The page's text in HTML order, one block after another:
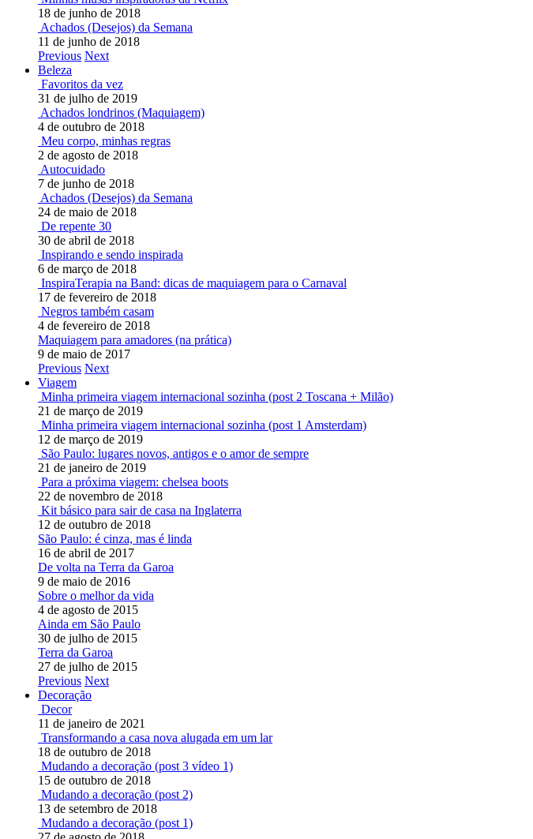
18 de junho de 2018
Achados (Desejos) da Semana
11 de junho de 2018
Previous Next
Beleza
Favoritos da vez
31 de julho de 2019
Achados londrinos (Maquiagem)
4 de outubro de 2018
Meu corpo, minhas regras
2 de agosto de 2018
Autocuidado
7 de junho de 2018
Achados (Desejos) da Semana
24 de maio de 2018
De repente 30
30 de abril de 2018
Inspirando e sendo inspirada
6 de março de 2018
InspiraTerapia na Band: dicas de maquiagem para o Carnaval
17 de fevereiro de 2018
Negros também casam
4 de fevereiro de 2018
Maquiagem para amadores (na prática)
9 de maio de 2017
Previous Next
Viagem
Minha primeira viagem internacional sozinha (post 2 Toscana + Milão)
21 de março de 2019
Minha primeira viagem internacional sozinha (post 1 Amsterdam)
12 de março de 2019
São Paulo: lugares novos, antigos e o amor de sempre
21 de janeiro de 2019
Para a próxima viagem: chelsea boots
22 de novembro de 2018
Kit básico para sair de casa na Inglaterra
12 de outubro de 2018
São Paulo: é cinza, mas é linda
16 de abril de 2017
De volta na Terra da Garoa
9 de maio de 2016
Sobre o melhor da vida
4 de agosto de 2015
Ainda em São Paulo
30 de julho de 2015
Terra da Garoa
27 de julho de 2015
Previous Next
Decoração
Decor
11 de janeiro de 2021
Transformando a casa nova alugada em um lar
18 de outubro de 2018
Mudando a decoração (post 3 vídeo 1)
15 de outubro de 2018
Mudando a decoração (post 2)
13 de setembro de 2018
Mudando a decoração (post 1)